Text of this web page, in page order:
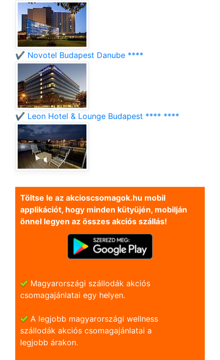
✔️ Novotel Budapest Danube ****
✔️ Leon Hotel & Lounge Budapest **** ****
Töltse le az akcioscsomagok.hu mobil
applikációt, hogy minden kütyüjén, mobilján
önnel legyen az összes akciós szállás!
Magyarországi szállodák akciós
csomagajánlatai egy helyen.
A legjobb magyarországi wellness
szállodák akciós csomagajánlatai a
legjobb árakon.